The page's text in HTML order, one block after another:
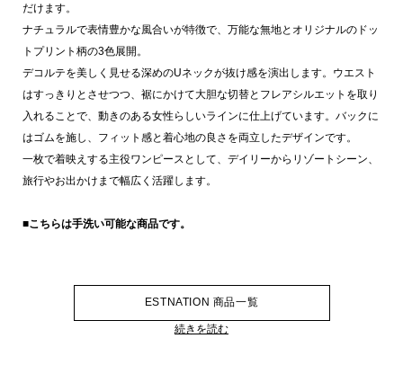
だけます。
ナチュラルで表情豊かな風合いが特徴で、万能な無地とオリジナルのドッ
トプリント柄の3色展開。
デコルテを美しく見せる深めのUネックが抜け感を演出します。ウエスト
はすっきりとさせつつ、裾にかけて大胆な切替とフレアシルエットを取り
入れることで、動きのある女性らしいラインに仕上げています。バックに
はゴムを施し、フィット感と着心地の良さを両立したデザインです。
一枚で着映えする主役ワンピースとして、デイリーからリゾートシーン、
旅行やお出かけまで幅広く活躍します。
■こちらは手洗い可能な商品です。
ESTNATION 商品一覧
続きを読む